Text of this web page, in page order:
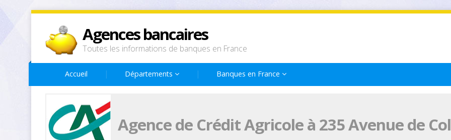
Agences bancaires
Toutes les informations de banques en France
Accueil Départements Banques en France
Agence de Crédit Agricole à 235 Avenue de